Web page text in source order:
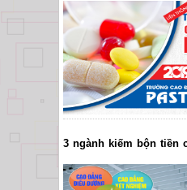
3 ngành kiếm bộn tiền